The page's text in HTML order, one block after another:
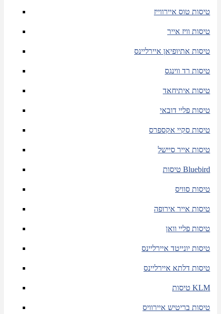
טיסות טוס איירווייז
טיסות וויז אייר
טיסות אתיופיאן איירליינס
טיסות רד ווינגס
טיסות איתיחאד
טיסות פליי דובאי
טיסות סקיי אקספרס
טיסות אייר סיישל
טיסות Bluebird
טיסות סוויס
טיסות אייר אירופה
טיסות פליי וואן
טיסות יונייטד איירליינס
טיסות דלתא איירליינס
טיסות KLM
טיסות בריטיש איירוויס